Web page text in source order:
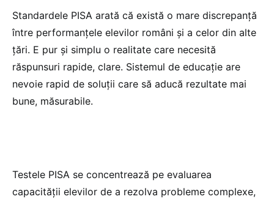
Standardele PISA arată că există o mare discrepanță
între performanțele elevilor români și a celor din alte
țări. E pur și simplu o realitate care necesită
răspunsuri rapide, clare. Sistemul de educație are
nevoie rapid de soluții care să aducă rezultate mai
bune, măsurabile.
Testele PISA se concentrează pe evaluarea
capacității elevilor de a rezolva probleme complexe,